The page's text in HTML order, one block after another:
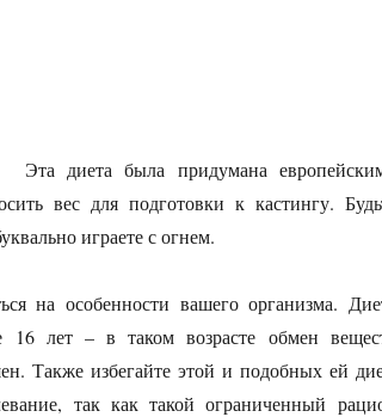
Эта диета была придумана
вес для подготовки к кастингу.
играете с огнем.
на особенности вашего организма.
16 лет – в таком возрасте обмен
Также избегайте этой и подобных ей
так как такой ограниченный